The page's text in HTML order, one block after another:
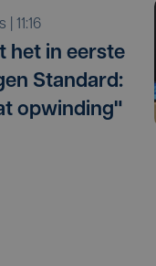
| 11:16
het in eerste
Standard:
opwinding"